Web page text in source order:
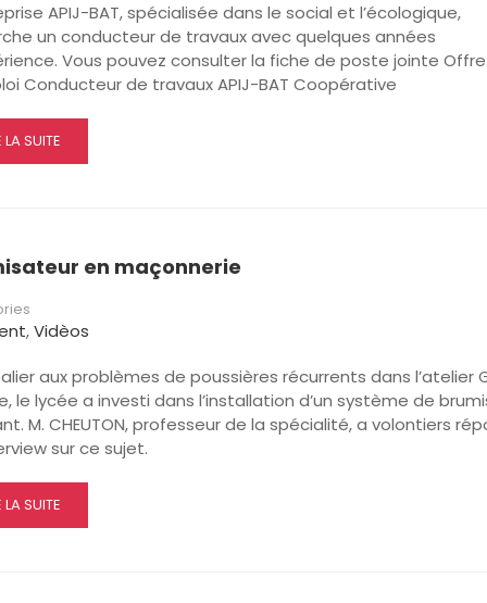
APIJ-BAT, spécialisée dans le social et l’écologique,
un conducteur de travaux avec quelques années
Vous pouvez consulter la fiche de poste jointe Offre
Conducteur de travaux APIJ-BAT Coopérative
LA SUITE
en maçonnerie
,Vidèos
aux problèmes de poussières récurrents dans l’atelier
le lycée a investi dans l’installation d’un système de
M. CHEUTON, professeur de la spécialité, a volontiers
sur ce sujet.
LA SUITE